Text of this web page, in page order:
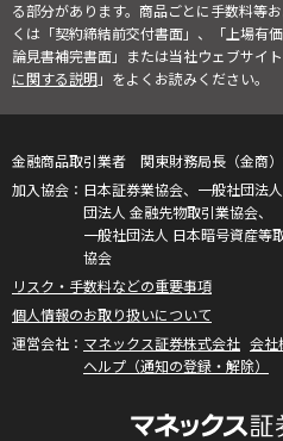
る部分があります。商品ごとに手数料等
くは「契約締結前交付書面」、「上場有
論見書補完書面」または当社ウェブサイ
に関する説明」をよくお読みください。
金融商品取引業者 関東財務局長（金商
日本証券業協会、一般社団法
団法人 金融先物取引業協会、
一般社団法人 日本暗号資産等
協会
リスク・手数料などの重要事項
個人情報のお取り扱いについて
マネックス証券株式会社 会社
ヘルプ（通知の登録・解除）